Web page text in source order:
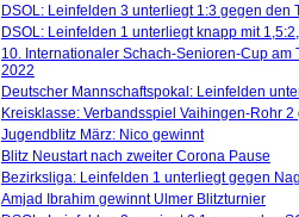
DSOL: Leinfelden 3 unterliegt 1:3 gegen den
DSOL: Leinfelden 1 unterliegt knapp mit
10. Internationaler Schach-Senioren-Cup am
2022
Deutscher Mannschaftspokal: Leinfelden
Kreisklasse: Verbandsspiel Vaihingen-Rohr
Jugendblitz März: Nico gewinnt
Blitz Neustart nach zweiter Corona Pause
Bezirksliga: Leinfelden 1 unterliegt gegen
Amjad Ibrahim gewinnt Ulmer Blitzturnier